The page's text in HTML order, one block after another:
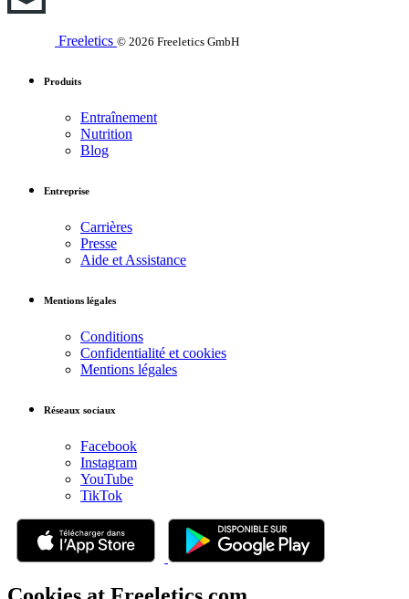
Freeletics © 2026 Freeletics GmbH
Produits
Entraînement
Nutrition
Blog
Entreprise
Carrières
Presse
Aide et Assistance
Mentions légales
Conditions
Confidentialité et cookies
Mentions légales
Réseaux sociaux
Facebook
Instagram
YouTube
TikTok